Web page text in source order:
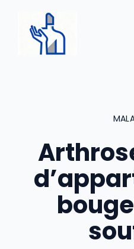
contenu